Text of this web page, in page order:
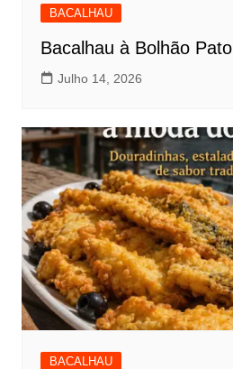
BACALHAU
Bacalhau à Bolhão Pato
Julho 14, 2026
BACALHAU